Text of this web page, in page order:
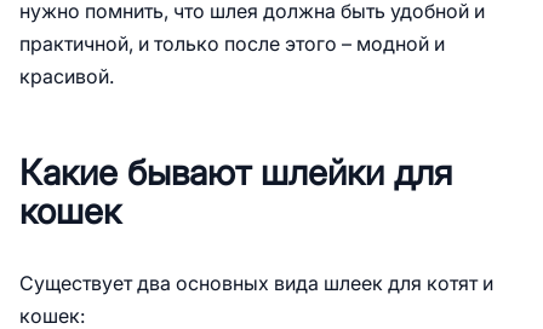
нужно помнить, что шлея должна быть удобной и
практичной, и только после этого – модной и
красивой.
Какие бывают шлейки для
кошек
Существует два основных вида шлеек для котят и
кошек: